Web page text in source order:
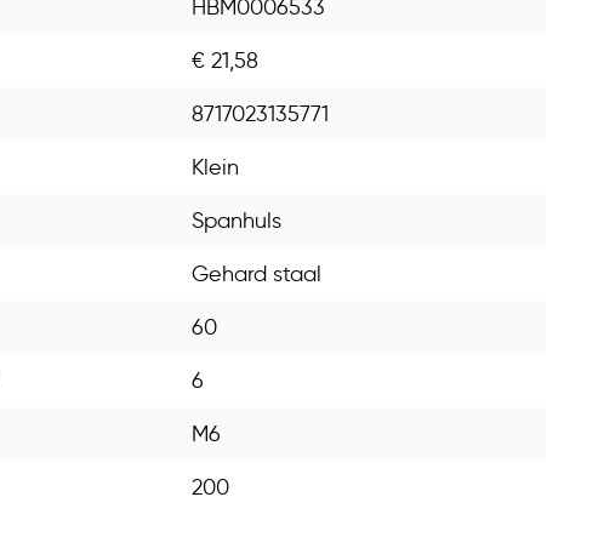
HBM0006533
€ 21,58
8717023135771
Klein
Spanhuls
Gehard staal
60
6
M6
200